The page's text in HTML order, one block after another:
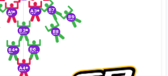
A1*
Didier
A3*
Patou
B7
Rod
B3*
JLChiron B8
Xavier
B9
Fabrice
B4*
Jippy
B6
Alain Tizon
A4*
Anne So